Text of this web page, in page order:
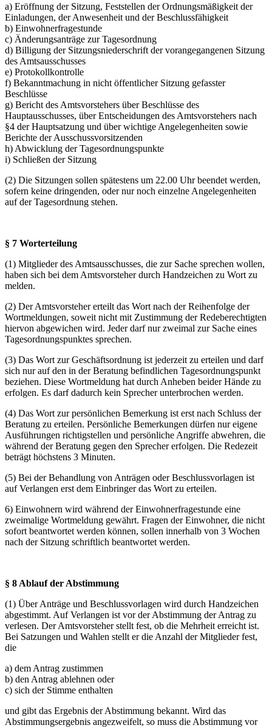
a) Eröffnung der Sitzung, Feststellen der Ordnungsmäßigkeit der
Einladungen, der Anwesenheit und der Beschlussfähigkeit
b) Einwohnerfragestunde
c) Änderungsanträge zur Tagesordnung
d) Billigung der Sitzungsniederschrift der vorangegangenen Sitzung
des Amtsausschusses
e) Protokollkontrolle
f) Bekanntmachung in nicht öffentlicher Sitzung gefasster
Beschlüsse
g) Bericht des Amtsvorstehers über Beschlüsse des
Hauptausschusses, über Entscheidungen des Amtsvorstehers nach
§4 der Hauptsatzung und über wichtige Angelegenheiten sowie
Berichte der Ausschussvorsitzenden
h) Abwicklung der Tagesordnungspunkte
i) Schließen der Sitzung
(2) Die Sitzungen sollen spätestens um 22.00 Uhr beendet werden,
sofern keine dringenden, oder nur noch einzelne Angelegenheiten
auf der Tagesordnung stehen.
§ 7 Worterteilung
(1) Mitglieder des Amtsausschusses, die zur Sache sprechen wollen,
haben sich bei dem Amtsvorsteher durch Handzeichen zu Wort zu
melden.
(2) Der Amtsvorsteher erteilt das Wort nach der Reihenfolge der
Wortmeldungen, soweit nicht mit Zustimmung der Redeberechtigten
hiervon abgewichen wird. Jeder darf nur zweimal zur Sache eines
Tagesordnungspunktes sprechen.
(3) Das Wort zur Geschäftsordnung ist jederzeit zu erteilen und darf
sich nur auf den in der Beratung befindlichen Tagesordnungspunkt
beziehen. Diese Wortmeldung hat durch Anheben beider Hände zu
erfolgen. Es darf dadurch kein Sprecher unterbrochen werden.
(4) Das Wort zur persönlichen Bemerkung ist erst nach Schluss der
Beratung zu erteilen. Persönliche Bemerkungen dürfen nur eigene
Ausführungen richtigstellen und persönliche Angriffe abwehren, die
während der Beratung gegen den Sprecher erfolgen. Die Redezeit
beträgt höchstens 3 Minuten.
(5) Bei der Behandlung von Anträgen oder Beschlussvorlagen ist
auf Verlangen erst dem Einbringer das Wort zu erteilen.
6) Einwohnern wird während der Einwohnerfragestunde eine
zweimalige Wortmeldung gewährt. Fragen der Einwohner, die nicht
sofort beantwortet werden können, sollen innerhalb von 3 Wochen
nach der Sitzung schriftlich beantwortet werden.
§ 8 Ablauf der Abstimmung
(1) Über Anträge und Beschlussvorlagen wird durch Handzeichen
abgestimmt. Auf Verlangen ist vor der Abstimmung der Antrag zu
verlesen. Der Amtsvorsteher stellt fest, ob die Mehrheit erreicht ist.
Bei Satzungen und Wahlen stellt er die Anzahl der Mitglieder fest,
die
a) dem Antrag zustimmen
b) den Antrag ablehnen oder
c) sich der Stimme enthalten
und gibt das Ergebnis der Abstimmung bekannt. Wird das
Abstimmungsergebnis angezweifelt, so muss die Abstimmung vor